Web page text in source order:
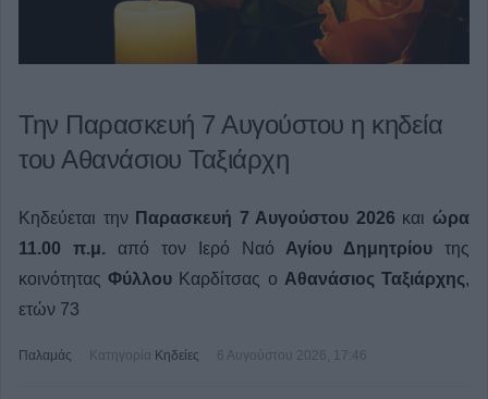
Την Παρασκευή 7 Αυγούστου η κηδεία
του Αθανάσιου Ταξιάρχη
Κηδεύεται την Παρασκευή 7 Αυγούστου 2026 και ώρα
11.00 π.μ. από τον Ιερό Ναό Αγίου Δημητρίου της
κοινότηταςΦύλλου Καρδίτσας ο Αθανάσιος Ταξιάρχης,
ετών 73
Παλαμάς Κατηγορία Κηδείες 6 Αυγούστου 2026, 17:46